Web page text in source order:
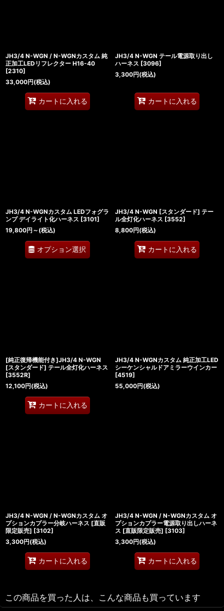
JH3/4 N-WGN / N-WGNカスタム 純
正加工LEDリフレクター H16-40
[2310]
33,000円(税込)
カートに入れる
JH3/4 N-WGN テール電源取り出し
ハーネス [3096]
3,300円(税込)
カートに入れる
JH3/4 N-WGNカスタム LEDフォグラ
ンプ デイライト化ハーネス [3101]
19,800円 ～ (税込)
オプション選択
JH3/4 N-WGN [スタンダード] テー
ル全灯化ハーネス [3552]
8,800円(税込)
カートに入れる
[純正復帰機能付き]JH3/4 N-WGN
[スタンダード] テール全灯化ハーネス
[3552R]
12,100円(税込)
カートに入れる
JH3/4 N-WGNカスタム 純正加工LED
シーケンシャルドアミラーウインカー
[4519]
55,000円(税込)
JH3/4 N-WGN / N-WGNカスタム オ
プションカプラー分岐ハーネス [直販
限定販売] [3102]
3,300円(税込)
カートに入れる
JH3/4 N-WGN / N-WGNカスタム オ
プションカプラー電源取り出しハーネ
ス [直販限定販売] [3103]
3,300円(税込)
カートに入れる
この商品を買った人は、こんな商品も買っています